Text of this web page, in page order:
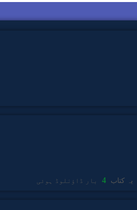
یہ کتاب 4 بار ڈاؤنلوڈ ہوئی